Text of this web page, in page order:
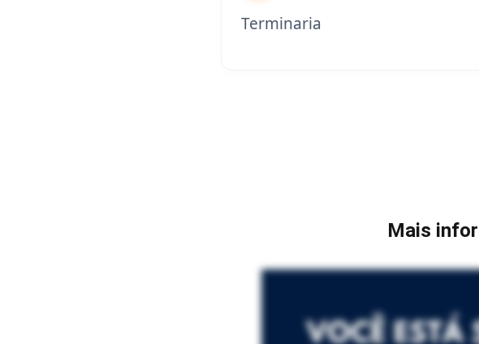
Terminaria
Mais